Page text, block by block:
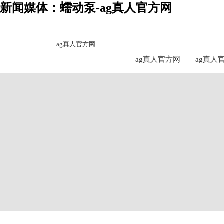
新闻媒体：蠕动泵-ag真人官方网
ag真人官方网
ag真人
ag真人官方网